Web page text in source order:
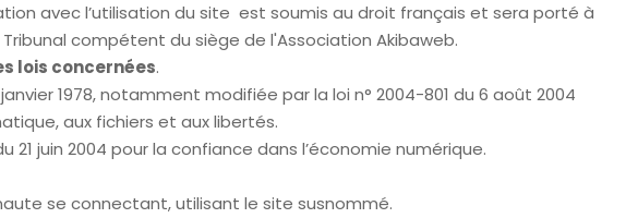
avec l’utilisation du site est soumis au droit français et sera porté à
compétent du siège de l'Association Akibaweb.
lois concernées.
1978, notamment modifiée par la loi n° 2004-801 du 6 août 2004
aux fichiers et aux libertés.
21 juin 2004 pour la confiance dans l’économie numérique.
se connectant, utilisant le site susnommé.